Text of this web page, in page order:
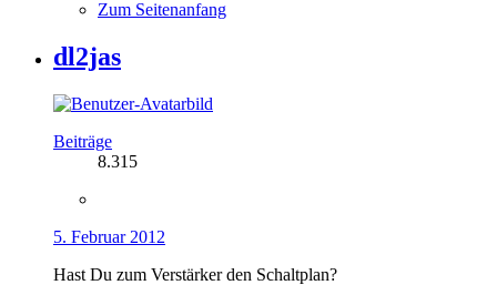
Zum Seitenanfang
dl2jas
Beiträge
8.315
5. Februar 2012
Hast Du zum Verstärker den Schaltplan?